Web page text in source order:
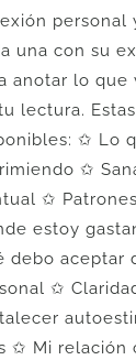
personal
una con su
anotar lo que
lectura.
✩ Lo
✩
✩
estoy
debo aceptar
✩
✩ Mi relación